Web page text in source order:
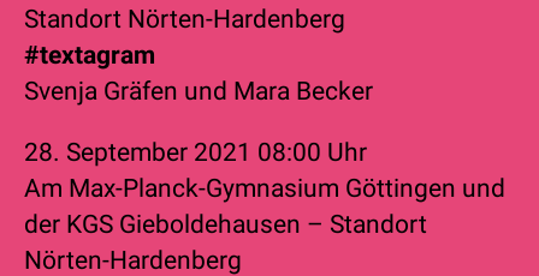
Standort Nörten-Hardenberg
#textagram
Svenja Gräfen und Mara Becker
28. September 2021 08:00 Uhr
Am Max-Planck-Gymnasium Göttingen und
der KGS Gieboldehausen – Standort
Nörten-Hardenberg